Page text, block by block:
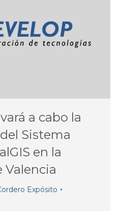
a cabo la
Sistema
en la
Valencia
Expósito